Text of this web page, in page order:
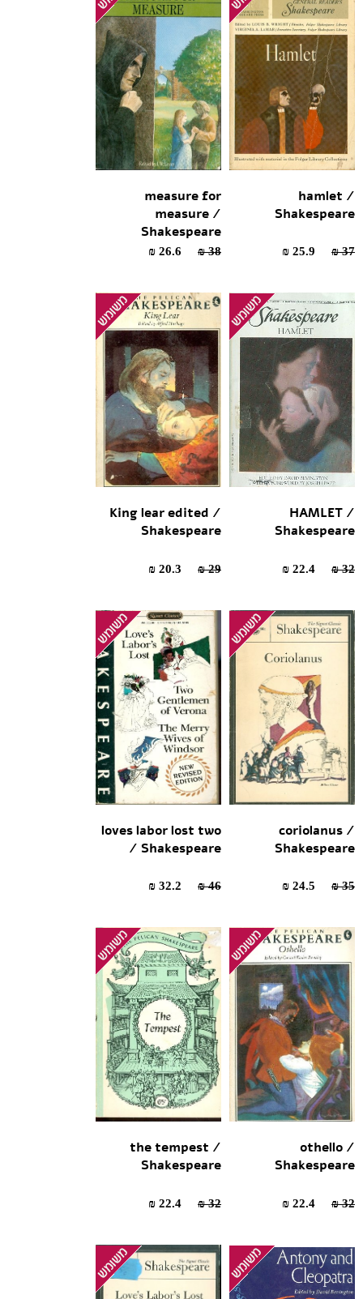
hamlet /
Shakespeare
37 ₪
measure for
measure /
Shakespeare
38 ₪
HAMLET /
Shakespeare
32 ₪
King lear edited /
Shakespeare
29 ₪
coriolanus /
Shakespeare
35 ₪
loves labor lost two
/ Shakespeare
46 ₪
othello /
Shakespeare
32 ₪
the tempest /
Shakespeare
32 ₪